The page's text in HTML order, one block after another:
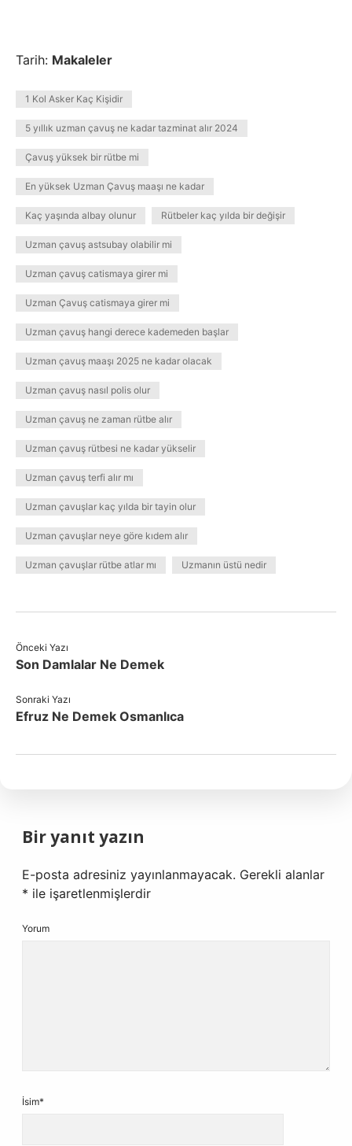
Tarih: Makaleler
1 Kol Asker Kaç Kişidir
5 yıllık uzman çavuş ne kadar tazminat alır 2024
Çavuş yüksek bir rütbe mi
En yüksek Uzman Çavuş maaşı ne kadar
Kaç yaşında albay olunur Rütbeler kaç yılda bir değişir
Uzman çavuş astsubay olabilir mi
Uzman çavuş catismaya girer mi
Uzman Çavuş catismaya girer mi
Uzman çavuş hangi derece kademeden başlar
Uzman çavuş maaşı 2025 ne kadar olacak
Uzman çavuş nasıl polis olur
Uzman çavuş ne zaman rütbe alır
Uzman çavuş rütbesi ne kadar yükselir
Uzman çavuş terfi alır mı
Uzman çavuşlar kaç yılda bir tayin olur
Uzman çavuşlar neye göre kıdem alır
Uzman çavuşlar rütbe atlar mı Uzmanın üstü nedir
Önceki Yazı
Son Damlalar Ne Demek
Sonraki Yazı
Efruz Ne Demek Osmanlıca
Bir yanıt yazın
E-posta adresiniz yayınlanmayacak. Gerekli alanlar
* ile işaretlenmişlerdir
Yorum
İsim*